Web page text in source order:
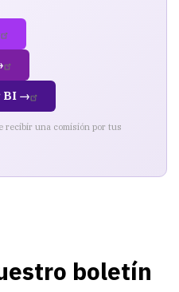
BI →
recibir una comisión por tus
boletín